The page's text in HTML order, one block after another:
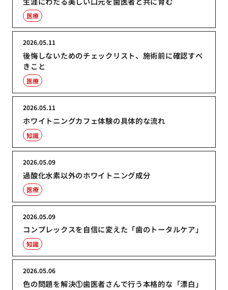
医療
後悔しないためのチェックリスト、施術前に確認すべ
きこと
2026.05.11
医療
ホワイトニングカフェ体験の具体的な流れ
2026.05.11
知識
過酸化水素以外のホワイトニング成分
2026.05.09
医療
コンプレックスを自信に変えた「歯のトータルケア」
2026.05.09
知識
色の問題を解決①歯医者さんで行う本格的な「漂白」
2026.05.06